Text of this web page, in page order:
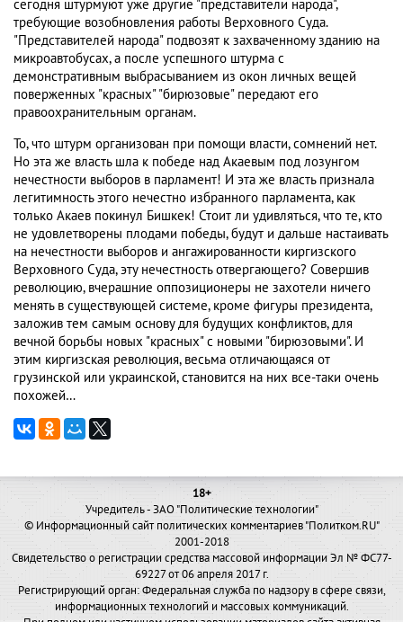
сегодня штурмуют уже другие "представители народа",
требующие возобновления работы Верховного Суда.
"Представителей народа" подвозят к захваченному зданию на
микроавтобусах, а после успешного штурма с
демонстративным выбрасыванием из окон личных вещей
поверженных "красных" "бирюзовые" передают его
правоохранительным органам.
То, что штурм организован при помощи власти, сомнений нет.
Но эта же власть шла к победе над Акаевым под лозунгом
нечестности выборов в парламент! И эта же власть признала
легитимность этого нечестно избранного парламента, как
только Акаев покинул Бишкек! Стоит ли удивляться, что те, кто
не удовлетворены плодами победы, будут и дальше настаивать
на нечестности выборов и ангажированности киргизского
Верховного Суда, эту нечестность отвергающего? Совершив
революцию, вчерашние оппозиционеры не захотели ничего
менять в существующей системе, кроме фигуры президента,
заложив тем самым основу для будущих конфликтов, для
вечной борьбы новых "красных" с новыми "бирюзовыми". И
этим киргизская революция, весьма отличающаяся от
грузинской или украинской, становится на них все-таки очень
похожей…
18+
Учредитель - ЗАО "Политические технологии"
© Информационный сайт политических комментариев "Политком.RU"
2001-2018
Свидетельство о регистрации средства массовой информации Эл № ФС77-
69227 от 06 апреля 2017 г.
Регистрирующий орган: Федеральная служба по надзору в сфере связи,
информационных технологий и массовых коммуникаций.